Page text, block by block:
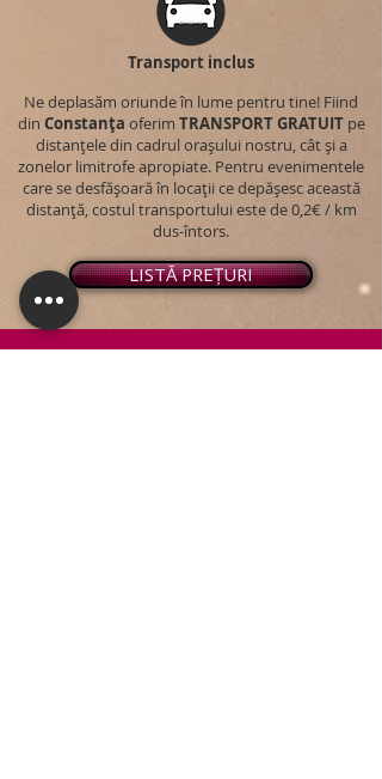
Transport inclus
Ne deplasăm oriunde în lume pentru tine! Fiind
din Constanța oferim TRANSPORTGRATUITpe
distanțele din cadrul orașului nostru, cât și a
zonelor limitrofe apropiate. Pentru evenimentele
care se desfășoară în locații ce depășesc această
distanță, costul transportului este de 0,2€ / km
dus-întors.
LISTĂ PREȚURI